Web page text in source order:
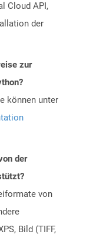
Cloud API,
der
zur
können unter
der
von
Bild (TIFF,